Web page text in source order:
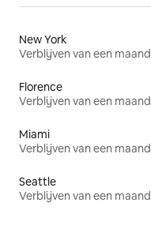
New York
Verblijven van een maand
Florence
Verblijven van een maand
Miami
Verblijven van een maand
Seattle
Verblijven van een maand